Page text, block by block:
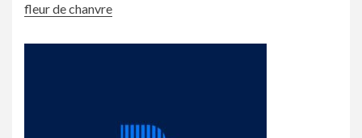
fleur de chanvre